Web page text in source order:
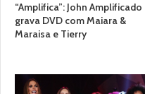
“Amplifica”: John Amplificado
grava DVD com Maiara &
Maraisa e Tierry